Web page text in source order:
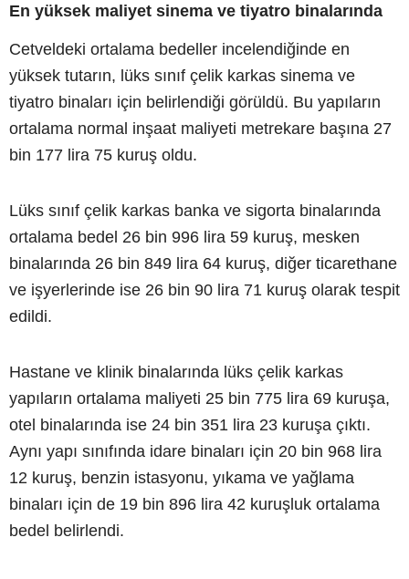
En yüksek maliyet sinema ve tiyatro binalarında
Cetveldeki ortalama bedeller incelendiğinde en
yüksek tutarın, lüks sınıf çelik karkas sinema ve
tiyatro binaları için belirlendiği görüldü. Bu yapıların
ortalama normal inşaat maliyeti metrekare başına 27
bin 177 lira 75 kuruş oldu.
Lüks sınıf çelik karkas banka ve sigorta binalarında
ortalama bedel 26 bin 996 lira 59 kuruş, mesken
binalarında 26 bin 849 lira 64 kuruş, diğer ticarethane
ve işyerlerinde ise 26 bin 90 lira 71 kuruş olarak tespit
edildi.
Hastane ve klinik binalarında lüks çelik karkas
yapıların ortalama maliyeti 25 bin 775 lira 69 kuruşa,
otel binalarında ise 24 bin 351 lira 23 kuruşa çıktı.
Aynı yapı sınıfında idare binaları için 20 bin 968 lira
12 kuruş, benzin istasyonu, yıkama ve yağlama
binaları için de 19 bin 896 lira 42 kuruşluk ortalama
bedel belirlendi.